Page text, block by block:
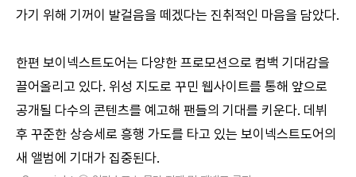
가기 위해 기꺼이 발걸음을 떼겠다는 진취적인 마음을 담았다.
한편 보이넥스트도어는 다양한 프로모션으로 컴백 기대감을
끌어올리고 있다. 위성 지도로 꾸민 웹사이트를 통해 앞으로
공개될 다수의 콘텐츠를 예고해 팬들의 기대를 키운다. 데뷔
후 꾸준한 상승세로 흥행 가도를 타고 있는 보이넥스트도어의
새 앨범에 기대가 집중된다.